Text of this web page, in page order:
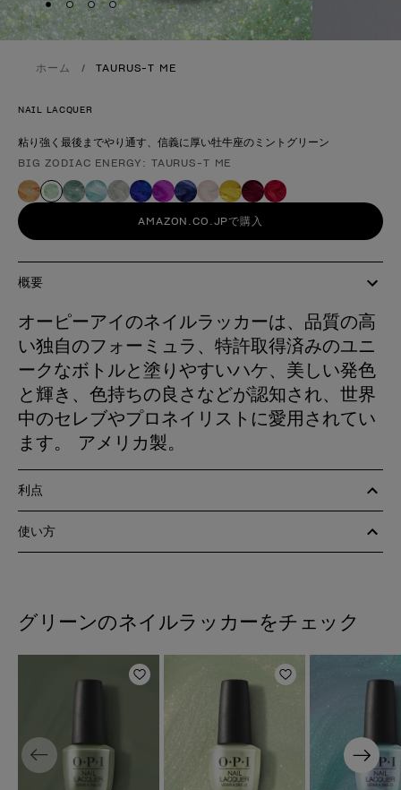
Skip to slide1
Skip to slide2
Skip to slide3
Skip to slide4
ホーム TAURUS-T ME
NAIL LACQUER
粘り強く最後までやり通す、信義に厚い牡牛座のミントグリーン
製品形態
BIG ZODIAC ENERGY: TAURUS-T ME
AMAZON.CO.JPで購入
概要
オーピーアイのネイルラッカーは、品質の高
い独自のフォーミュラ、特許取得済みのユニ
ークなボトルと塗りやすいハケ、美しい発色
と輝き、色持ちの良さなどが認知され、世界
中のセレブやプロネイリストに愛用されてい
ます。 アメリカ製。
利点
使い方
グリーンのネイルラッカーをチェック
ほしいものリストに追加ほしいものリス
Previous Next